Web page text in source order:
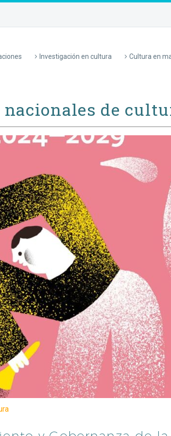
Investigación en cultura Cultura en
de